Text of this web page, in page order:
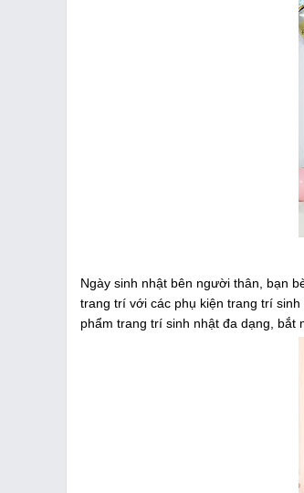
Ngày sinh nhật bên người thân, bạn
trang trí với các phụ kiện trang trí
phẩm trang trí sinh nhật đa dạng, bắt